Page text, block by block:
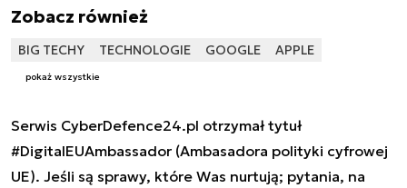
Zobacz również
BIG TECHY TECHNOLOGIE GOOGLE APPLE
pokaż wszystkie
Serwis CyberDefence24.pl otrzymał tytuł
#DigitalEUAmbassador (Ambasadora polityki cyfrowej
UE). Jeśli są sprawy, które Was nurtują; pytania, na